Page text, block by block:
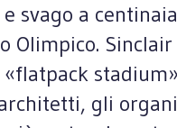
a
Olimpico.
gli